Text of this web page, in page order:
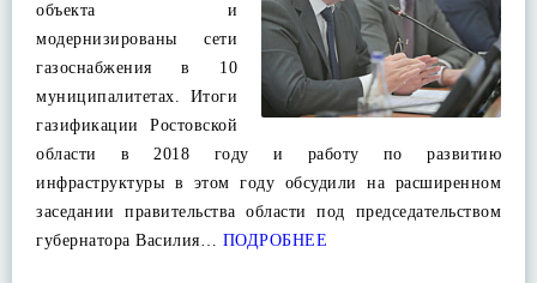
объекта и
модернизированы сети
газоснабжения в 10
муниципалитетах. Итоги
газификации Ростовской
области в 2018 году и работу по развитию
инфраструктуры в этом году обсудили на расширенном
заседании правительства области под председательством
губернатора Василия… ПОДРОБНЕЕ